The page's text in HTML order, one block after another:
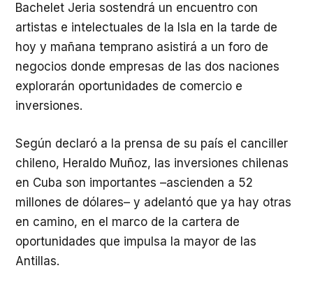
Bachelet Jeria sostendrá un encuentro con
artistas e intelectuales de la Isla en la tarde de
hoy y mañana temprano asistirá a un foro de
negocios donde empresas de las dos naciones
explorarán oportunidades de comercio e
inversiones.
Según declaró a la prensa de su país el canciller
chileno, Heraldo Muñoz, las inversiones chilenas
en Cuba son importantes –ascienden a 52
millones de dólares– y adelantó que ya hay otras
en camino, en el marco de la cartera de
oportunidades que impulsa la mayor de las
Antillas.